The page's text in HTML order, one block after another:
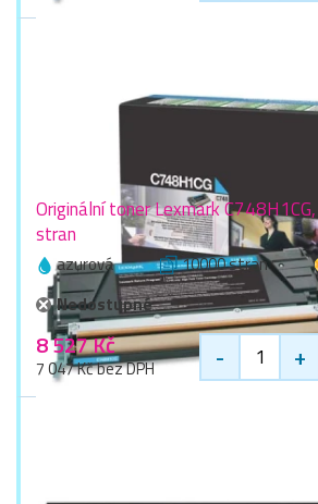
Originální toner Lexmark
stran
azurová 10000 stran
Nedostupné
8 527 Kč
7 047 Kč bez DPH - +